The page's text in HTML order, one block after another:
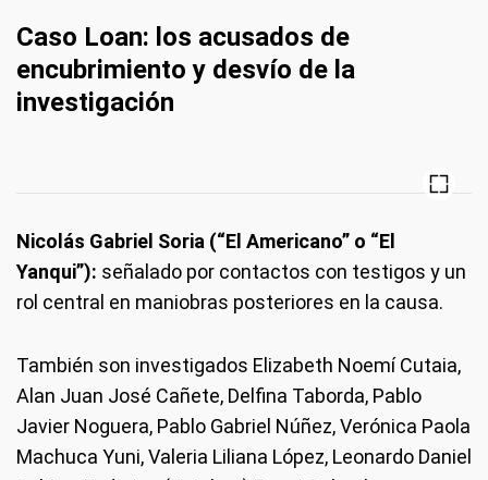
Caso Loan: los acusados de
encubrimiento y desvío de la
investigación
Nicolás Gabriel Soria (“El Americano” o “El
Yanqui”): señalado por contactos con testigos y un
rol central en maniobras posteriores en la causa.
También son investigados Elizabeth Noemí Cutaia,
Alan Juan José Cañete, Delfina Taborda, Pablo
Javier Noguera, Pablo Gabriel Núñez, Verónica Paola
Machuca Yuni, Valeria Liliana López, Leonardo Daniel